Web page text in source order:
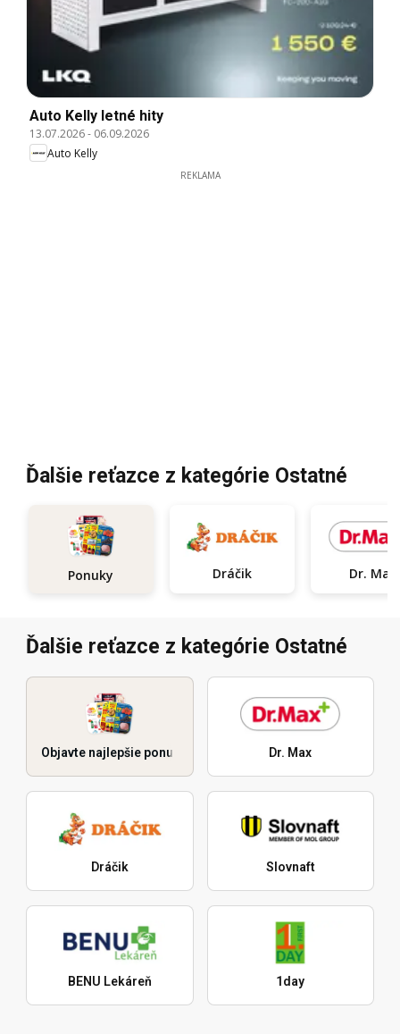
Auto Kelly letné hity
13.07.2026- 06.09.2026
Auto Kelly
REKLAMA
Ďalšie reťazce z kategórie Ostatné
Ponuky Dráčik Dr. Max
Ďalšie reťazce z kategórie Ostatné
Objavte najlepšie ponuky Dr. Max
Dráčik Slovnaft
BENU Lekáreň 1day